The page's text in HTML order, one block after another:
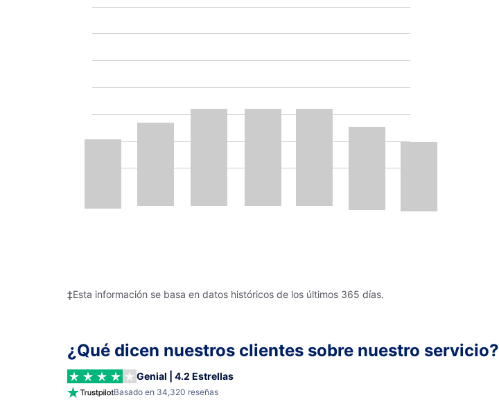
‡Esta información se basa en datos históricos de los últimos 365 días.
¿Qué dicen nuestros clientes sobre nuestro servicio?
Genial | 4.2 Estrellas
Basado en 34,320 reseñas